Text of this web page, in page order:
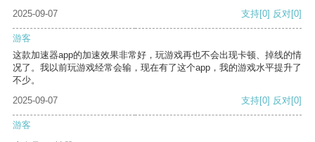
2025-09-07
支持[0] 反对[0]
游客
这款加速器app的加速效果非常好，玩游戏再也不会出现卡顿、掉线的情
况了。我以前玩游戏经常会输，现在有了这个app，我的游戏水平提升了
不少。
2025-09-07
支持[0] 反对[0]
游客